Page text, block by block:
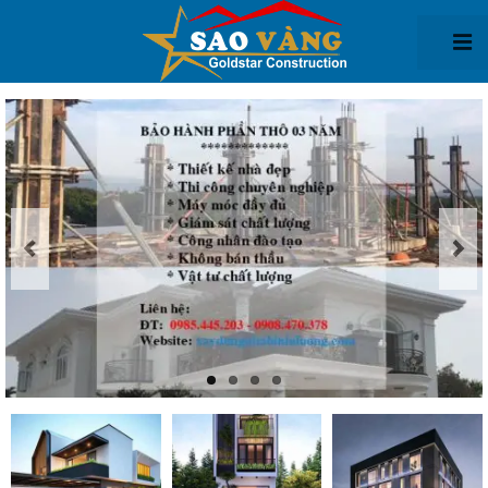
Giới thiệu
Thiết kế kiến trúc
Thiết kế biệt thự
Thiết kế nhà phố
Thiết kế văn phòng
Thiết kế nhà xưởng
Thi công xây dựng
Thi Công biệt thự
Thi công nhà phố